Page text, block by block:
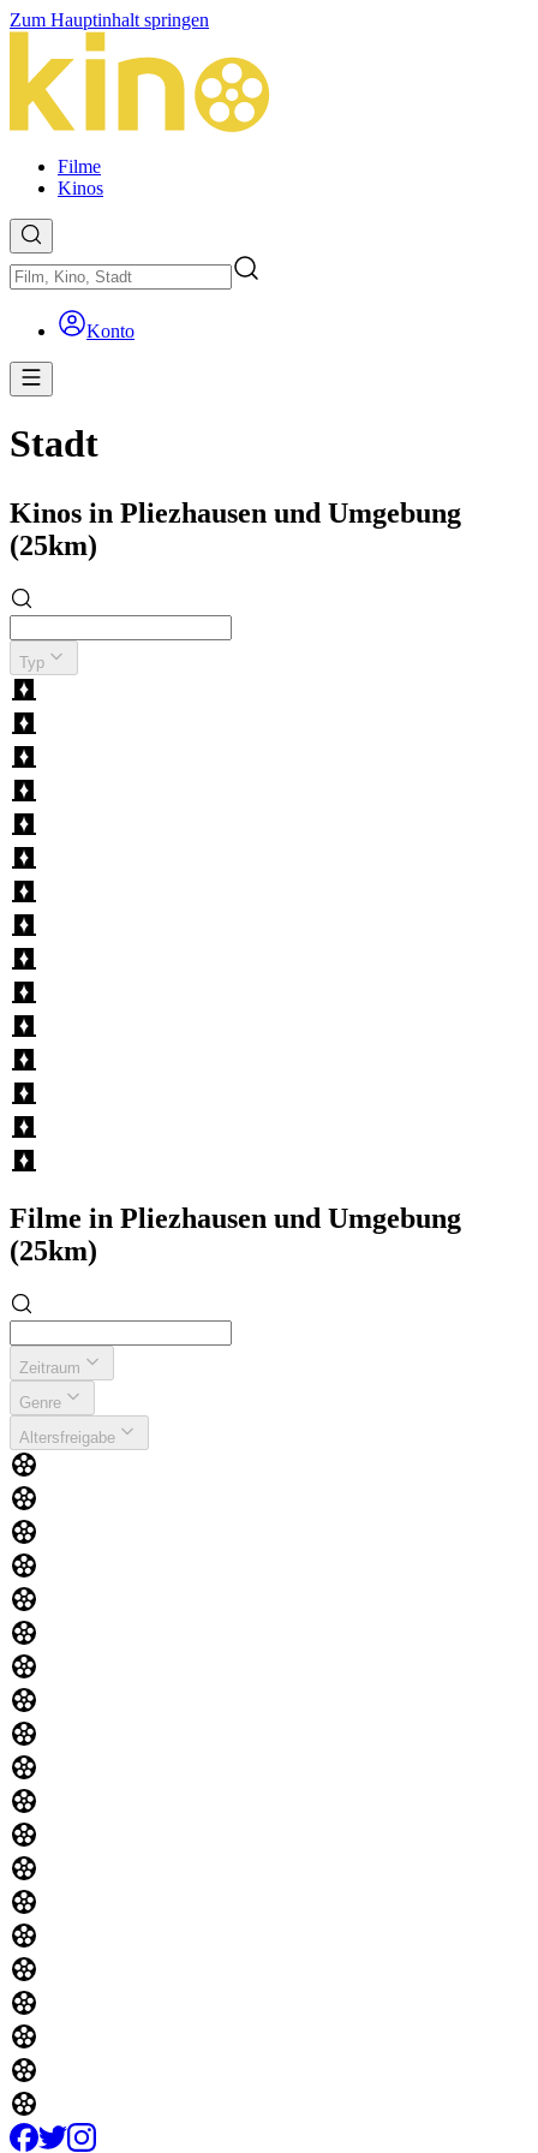
Zum Hauptinhalt springen
Filme
Kinos
Konto
Stadt
Kinos in Pliezhausen und Umgebung
(25km)
Typ
Filme in Pliezhausen und Umgebung
(25km)
Zeitraum
Genre
Altersfreigabe